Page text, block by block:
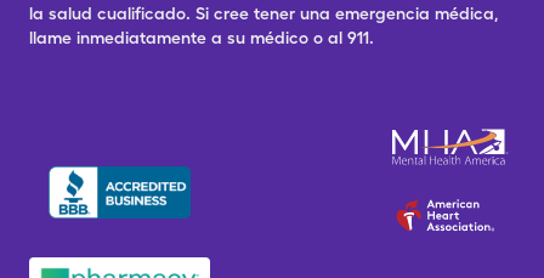
la salud cualificado. Si cree tener una emergencia médica,
llame inmediatamente a su médico o al 911.